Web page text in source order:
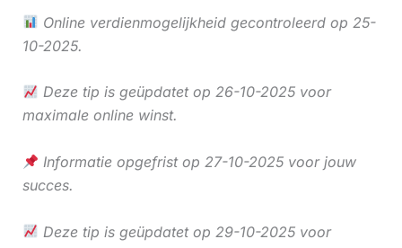
Online verdienmogelijkheid gecontroleerd op 25-
10-2025.
Deze tip is geüpdatet op 26-10-2025 voor
maximale online winst.
Informatie opgefrist op 27-10-2025 voor jouw
succes.
Deze tip is geüpdatet op 29-10-2025 voor